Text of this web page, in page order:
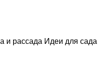
и рассада Идеи для сада